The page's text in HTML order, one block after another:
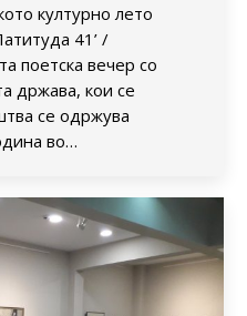
културно лето
41’ /
поетска вечер со
држава, кои се
се одржува
во…